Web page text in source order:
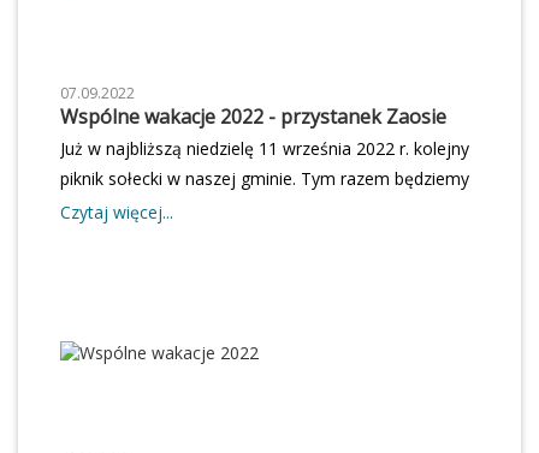
serdecznie!
07.09.2022
Wspólne wakacje 2022 - przystanek Zaosie
Już w najbliższą niedzielę 11 września 2022 r. kolejny
piknik sołecki w naszej gminie. Tym razem będziemy
się bawić w Zaosiu. Zapraszamy od godziny 14.00
Czytaj więcej...